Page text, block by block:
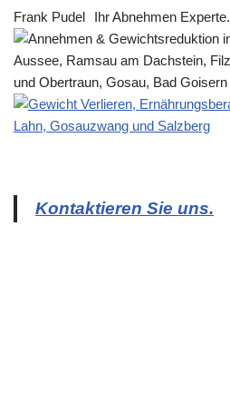
Frank Pudel Ihr Abnehmen Experte.
Kontaktieren Sie uns.